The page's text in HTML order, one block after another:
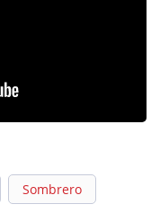
Sombrero